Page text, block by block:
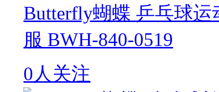
Butterfly蝴蝶 乒乓球
服 BWH-840-0519
0人关注